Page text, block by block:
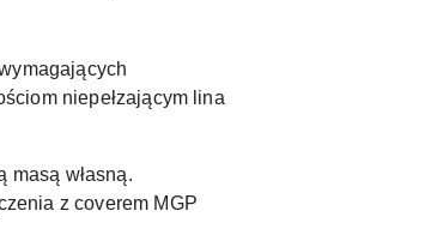
niepełzającym lina
masą własną.
z coverem MGP